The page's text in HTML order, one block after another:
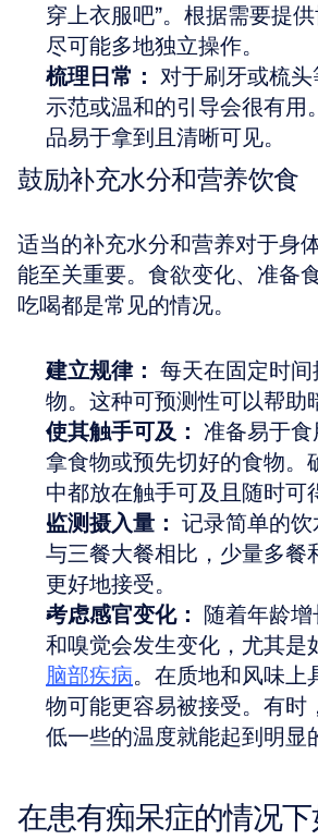
穿上衣服吧”。根据需要提
尽可能多地独立操作。
梳理日常： 对于刷牙或梳
示范或温和的引导会很有用
品易于拿到且清晰可见。
鼓励补充水分和营养饮食
适当的补充水分和营养对于身
能至关重要。食欲变化、准备
吃喝都是常见的情况。
建立规律： 每天在固定时
物。这种可预测性可以帮助
使其触手可及： 准备易于
拿食物或预先切好的食物。
中都放在触手可及且随时可
监测摄入量： 记录简单的饮
与三餐大餐相比，少量多餐
更好地接受。
考虑感官变化： 随着年龄
和嗅觉会发生变化，尤其是
脑部疾病。在质地和风味上
物可能更容易被接受。有时
低一些的温度就能起到明显
在患有痴呆症的情况